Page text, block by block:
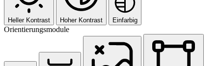
Heller Kontrast Hoher Kontrast Einfarbig
Orientierungsmodule